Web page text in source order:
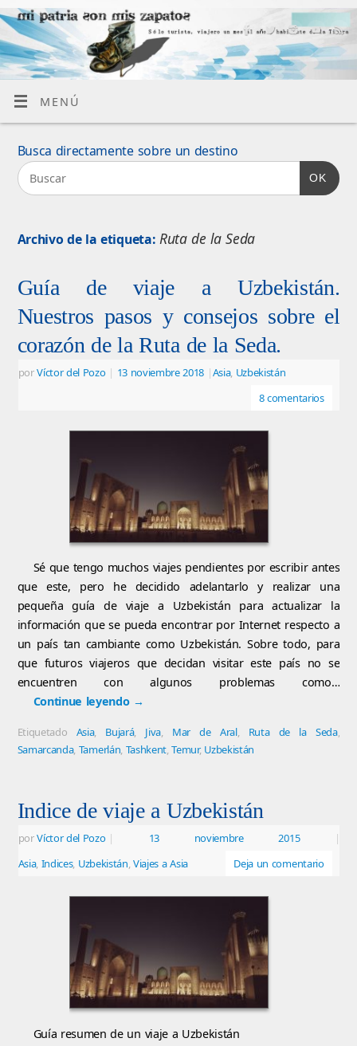
MENÚ
Busca directamente sobre un destino
OK
Archivo de la etiqueta: Ruta de la Seda
Guía de viaje a Uzbekistán.
Nuestros pasos y consejos sobre el
corazón de la Ruta de la Seda.
porVíctor del Pozo | 13 noviembre 2018 |Asia, Uzbekistán
8 comentarios
Sé que tengo muchos viajes pendientes por escribir antes
que este, pero he decidido adelantarlo y realizar una
pequeña guía de viaje a Uzbekistán para actualizar la
información que se pueda encontrar por Internet respecto a
un país tan cambiante como Uzbekistán. Sobre todo, para
que futuros viajeros que decidan visitar este país no se
encuentren con algunos problemas como…
Continue leyendo →
Etiquetado Asia, Bujará, Jiva, Mar de Aral, Ruta de la Seda,
Samarcanda, Tamerlán, Tashkent,Temur, Uzbekistán
Indice de viaje a Uzbekistán
porVíctor del Pozo | 13 noviembre 2015
|
Asia, Indices, Uzbekistán,Viajes a Asia Deja un comentario
Guía resumen de un viaje a Uzbekistán